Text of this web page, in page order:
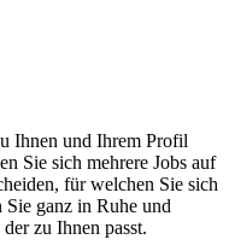
Ihnen und Ihrem Profil
Sie sich mehrere Jobs auf
für welchen Sie sich
Sie ganz in Ruhe und
zu Ihnen passt.